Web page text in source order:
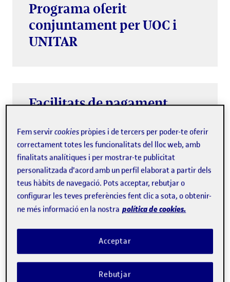
Programa oferit
conjuntament per UOC i
UNITAR
Facilitats de pagament
permanent.
Hi ha diversos punts forts d'estudiar aquesta tipologia de
programa a la Universitat Oberta de Catalunya (UOC) en
comparació amb altres opcions:
Flexibilitat: La UOC ofereix un model
d'aprenentatge en línia que permet als estudiants
Fem servircookies pròpies i de tercers per poder-te oferir
correctament totes les funcionalitats del lloc web, amb
finalitats analítiques i per mostrar-te publicitat
personalitzada d'acord amb un perfil elaborat a partir dels
teus hàbits de navegació. Pots acceptar, rebutjar o
configurar les teves preferències fent clic a sota, o obtenir-
ne més informació en la nostra política de cookies.
Rebutjar
Acceptar